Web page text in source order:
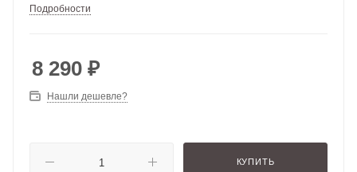
Подробности
8 290 ₽
Нашли дешевле?
КУПИТЬ